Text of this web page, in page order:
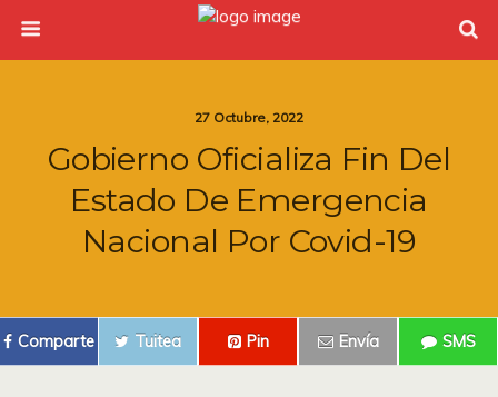
27 Octubre, 2022
Gobierno Oficializa Fin Del
Estado De Emergencia
Nacional Por Covid-19
Comparte Tuitea Pin Envía SMS